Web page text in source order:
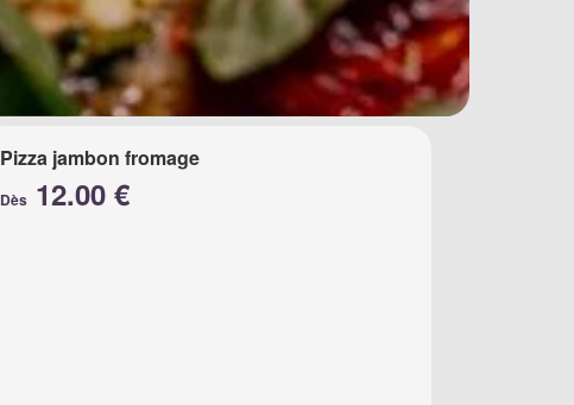
Pizza jambon fromage
Dès 12.00 €